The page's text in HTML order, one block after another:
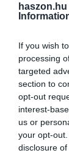
haszon.hu
If you wish
processing
targeted
section to
opt-out
interest-
us or
your opt-
disclosure